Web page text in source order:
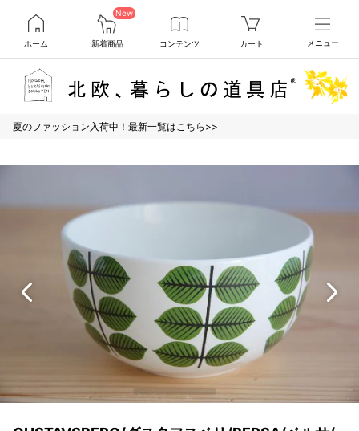
ホーム
New
新着商品 コンテンツ カート メニュー
夏のファッション入荷中！最新一覧はこちら>>